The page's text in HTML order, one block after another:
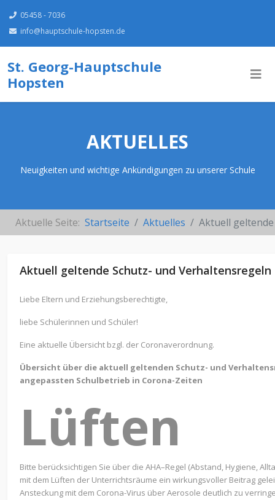
05458 - 7036
info@hauptschule-hopsten.de
St. Georg-Hauptschule
Hopsten
AKTUELLES
Neuigkeiten und wichtige Ankündigungen zu unserer Schule
Aktuelle Seite: Startseite Aktuelles Aktuell
Aktuell geltende Schutz- und Verhaltensregeln
Liebe Eltern und Erziehungsberechtigte,
liebe Schülerinnen und Schüler!
Eine aktuelle Übersicht bzgl. der Coronaverordnung.
Übersicht über die aktuell geltenden Schutz- und
angepassten Schulbetrieb in Corona-Zeiten
Lüften
Bitte berücksichtigen Sie über die AHA–Regel (Abstand, Hygiene,
mit dem Lüften der Unterrichtsräume ein wirkungsvoller Beitrag
Ansteckung mit dem Corona-Virus über Aerosole deutlich zu